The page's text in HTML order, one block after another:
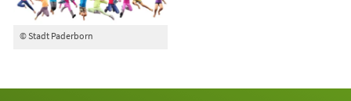
© Stadt Paderborn